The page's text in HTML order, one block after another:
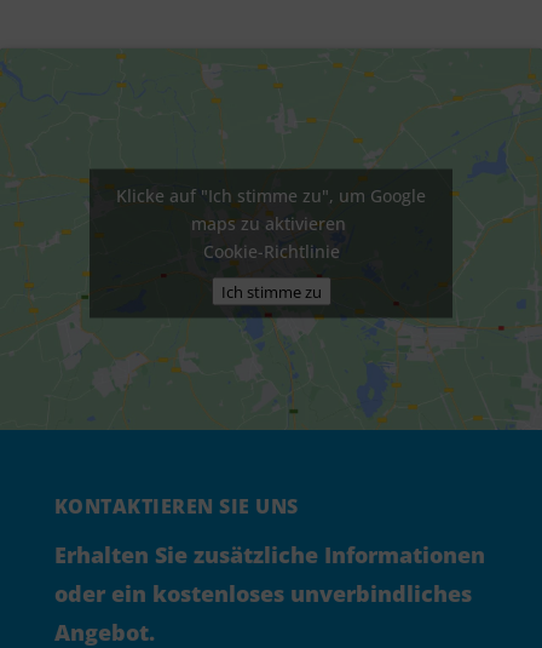
Klicke auf "Ich stimme zu", um Google
maps zu aktivieren
Cookie-Richtlinie
Ich stimme zu
KONTAKTIEREN SIE UNS
Erhalten Sie zusätzliche Informationen
oder ein kostenloses unverbindliches
Angebot.